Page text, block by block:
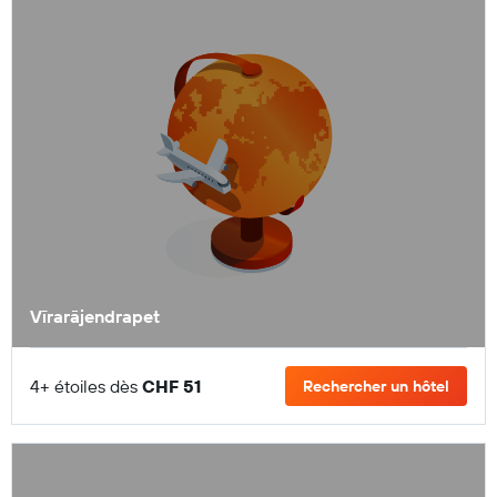
Vīrarājendrapet
4+ étoiles dès CHF 51 Rechercher un hôtel